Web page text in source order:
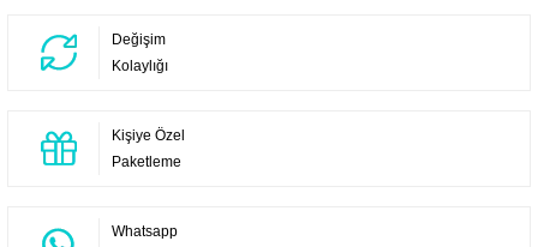
Değişim
Kolaylığı
Kişiye Özel
Paketleme
Whatsapp